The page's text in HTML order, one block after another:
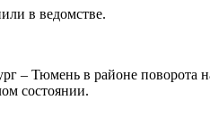
в ведомстве.
– Тюмень в районе поворота
состоянии.